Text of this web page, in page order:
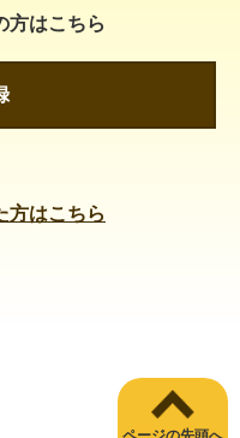
方はこちら
方はこちら